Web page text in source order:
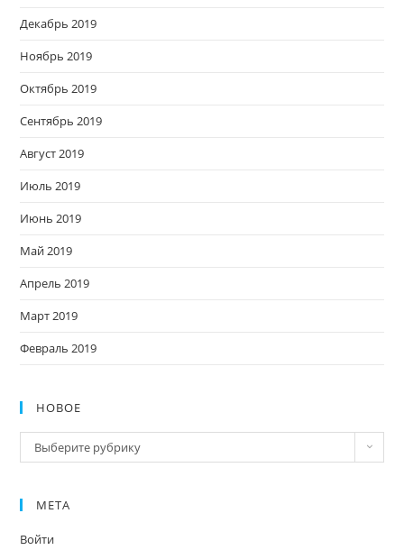
Декабрь 2019
Ноябрь 2019
Октябрь 2019
Сентябрь 2019
Август 2019
Июль 2019
Июнь 2019
Май 2019
Апрель 2019
Март 2019
Февраль 2019
НОВОЕ
Новое
Выберите рубрику
МЕТА
Войти